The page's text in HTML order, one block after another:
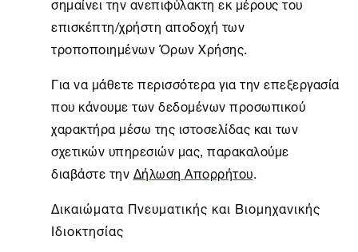
επισκέπτη/χρήστη αποδοχή των
τροποποιημένων Όρων Χρήσης.
Για να μάθετε περισσότερα για την επεξεργασία
που κάνουμε των δεδομένων προσωπικού
χαρακτήρα μέσω της ιστοσελίδας και των
σχετικών υπηρεσιών μας, παρακαλούμε
διαβάστε τηνΔήλωση Απορρήτου.
Δικαιώματα Πνευματικής και Βιομηχανικής
Ιδιοκτησίας